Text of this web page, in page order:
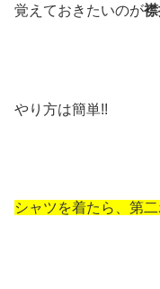
覚えておきたいのが
やり方は簡単!!
シャツを着たら、第